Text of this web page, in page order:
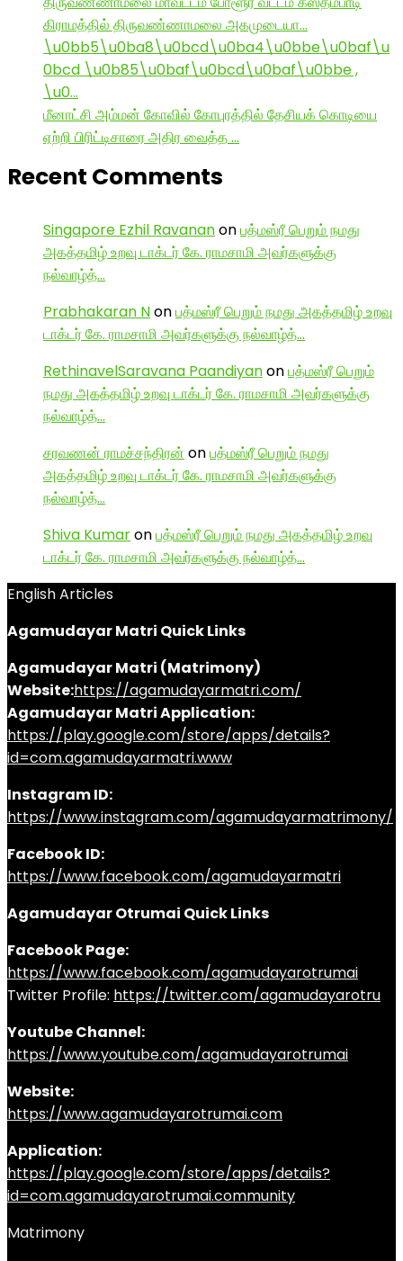
கிராமத்தில் திருவண்ணாமலை அகமுடையா…
\u0bb5\u0ba8\u0bcd\u0ba4\u0bbe\u0baf\u
0bcd \u0b85\u0baf\u0bcd\u0baf\u0bbe ,
\u0…
மீனாட்சி அம்மன் கோவில் கோபுரத்தில் தேசியக் கொடியை
ஏற்றி பிரிட்டிசாரை அதிர வைத்த …
Recent Comments
Singapore Ezhil Ravananonபத்மஸ்ரீ பெறும் நமது
அகத்தமிழ் உறவு டாக்டர் கே. ராமசாமி அவர்களுக்கு
நல்வாழ்த்…
Prabhakaran Nonபத்மஸ்ரீ பெறும் நமது அகத்தமிழ் உறவு
டாக்டர் கே. ராமசாமி அவர்களுக்கு நல்வாழ்த்…
RethinavelSaravana Paandiyanonபத்மஸ்ரீ பெறும்
நமது அகத்தமிழ் உறவு டாக்டர் கே. ராமசாமி அவர்களுக்கு
நல்வாழ்த்…
சரவணன் ராமச்சந்திரன் onபத்மஸ்ரீ பெறும் நமது
அகத்தமிழ் உறவு டாக்டர் கே. ராமசாமி அவர்களுக்கு
நல்வாழ்த்…
Shiva Kumaronபத்மஸ்ரீ பெறும் நமது அகத்தமிழ் உறவு
டாக்டர் கே. ராமசாமி அவர்களுக்கு நல்வாழ்த்…
English Articles
Agamudayar Matri Quick Links
Agamudayar Matri (Matrimony)
Website:https://agamudayarmatri.com/
Agamudayar Matri Application:
https://play.google.com/store/apps/details?
id=com.agamudayarmatri.www
Instagram ID:
https://www.instagram.com/agamudayarmatrimony/
Facebook ID:
https://www.facebook.com/agamudayarmatri
Agamudayar Otrumai Quick Links
Facebook Page:
https://www.facebook.com/agamudayarotrumai
Twitter Profile: https://twitter.com/agamudayarotru
Youtube Channel:
https://www.youtube.com/agamudayarotrumai
Website:
https://www.agamudayarotrumai.com
Application:
https://play.google.com/store/apps/details?
id=com.agamudayarotrumai.community
Matrimony